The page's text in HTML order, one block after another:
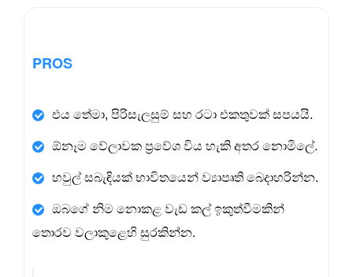
PROS
එය තේමා, පිරිසැලසුම් සහ රටා එකතුවක් සපයයි.
ඕනෑම වේලාවක ප්‍රවේශ විය හැකි අතර නොමිලේ.
හවුල් සබැඳියක් භාවිතයෙන් ව්‍යාපෘති බෙදාහරින්න.
ඔබගේ නිම නොකළ වැඩ කල් ඉකුත්වීමකින්
තොරව වලාකුළෙහි සුරකින්න.